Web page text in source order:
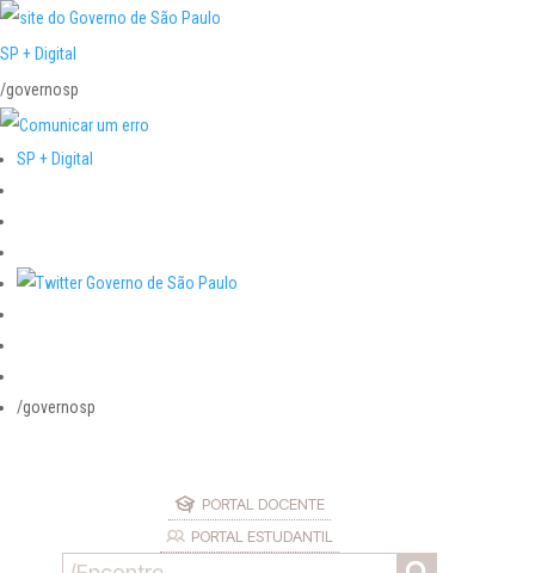
SP + Digital
/governosp
SP + Digital
/governosp
PORTAL DOCENTE
PORTAL ESTUDANTIL